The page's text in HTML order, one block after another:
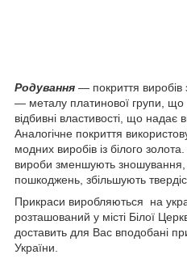
Родування — покриття виробів
— металу платинової групи, що
відбивні властивості, що надає
Аналогічне покриття
модних виробів із білого
вироби зменшують зношування,
пошкоджень, збільшують
Прикраси виробляються на
розташований у місті Білої
доставить для Вас вподобані
України.